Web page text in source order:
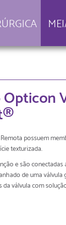
Opticon
possuem
texturizada.
e são conectadas
de uma válvula
válvula com